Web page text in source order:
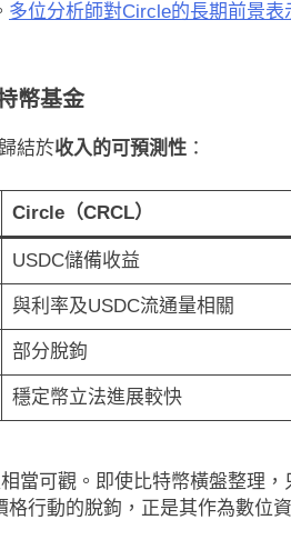
多位分析師對Circle的長期前景表
幣基金
結於收入的可預測性 ：
Circle（CRCL）
USDC儲備收益
與利率及USDC流通量相關
部分脫鉤
穩定幣立法進展較快
當可觀。即使比特幣橫盤整理
行動的脫鉤，正是其作為數位